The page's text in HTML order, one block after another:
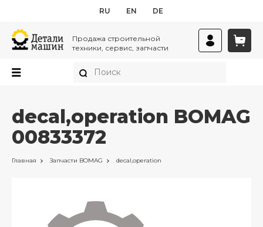
RU EN DE
Продажа строительной
техники, сервис, запчасти
decal,operation BOMAG
00833372
Главная Запчасти BOMAG decal,operation